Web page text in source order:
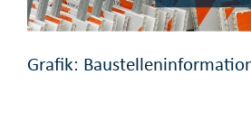
Grafik: